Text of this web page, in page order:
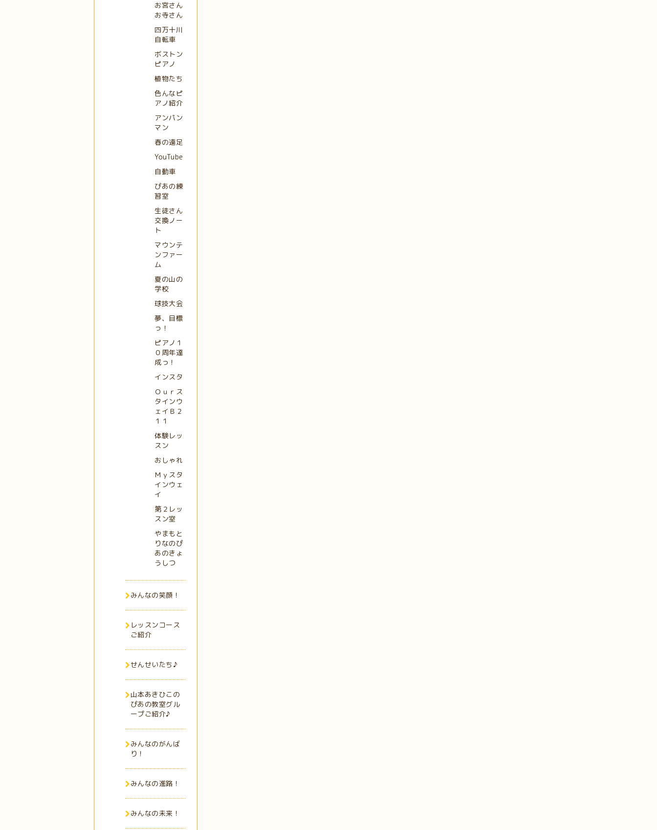
お宮さん
お寺さん
四万十川
自転車
ボストン
ピアノ
植物たち
色んなピ
アノ紹介
アンパン
マン
春の遠足
YouTube
自動車
ぴあの練
習室
生徒さん
交換ノー
ト
マウンテ
ンファー
ム
夏の山の
学校
球技大会
夢、目標
っ！
ピアノ１
０周年達
成っ！
インスタ
Ｏｕｒス
タインウ
ェイＢ２
１１
体験レッ
スン
おしゃれ
Ｍｙスタ
インウェ
イ
第２レッ
スン室
やまもと
りなのぴ
あのきょ
うしつ
みんなの笑顔！
レッスンコース
ご紹介
せんせいたち♪
山本あきひこの
ぴあの教室グル
ープご紹介♪
みんなのがんば
り！
みんなの進路！
みんなの未来！